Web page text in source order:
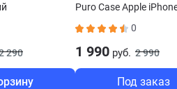
290
Puro Case Apple
0
1 990 руб. 2 990
Под заказ